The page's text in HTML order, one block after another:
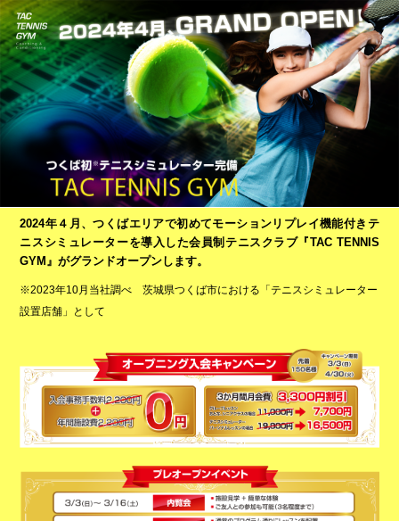
2024年４月、つくばエリアで初めてモーションリプレイ機能付きテ
ニスシミュレーターを導入した会員制テニスクラブ『TAC TENNIS
GYM』がグランドオープンします。
※2023年10月当社調べ 茨城県つくば市における「テニスシミュレーター
設置店舗」として